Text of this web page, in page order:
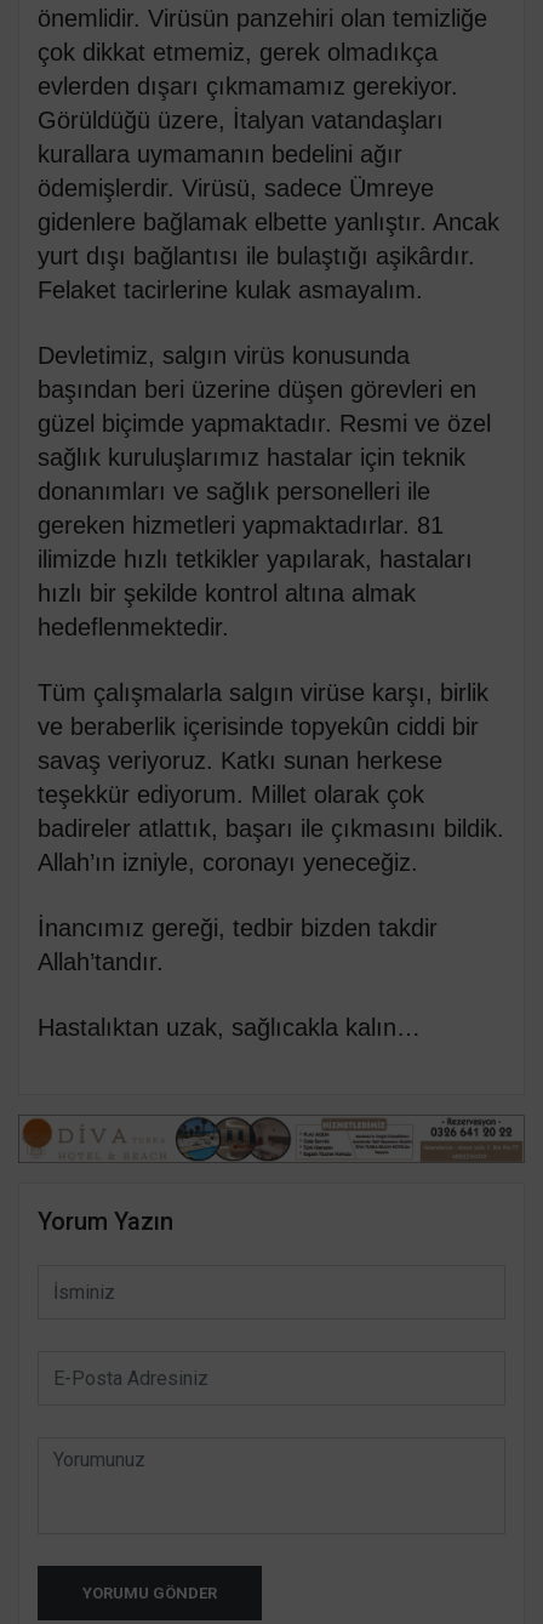
önemlidir. Virüsün panzehiri olan temizliğe
çok dikkat etmemiz, gerek olmadıkça
evlerden dışarı çıkmamamız gerekiyor.
Görüldüğü üzere, İtalyan vatandaşları
kurallara uymamanın bedelini ağır
ödemişlerdir. Virüsü, sadece Ümreye
gidenlere bağlamak elbette yanlıştır. Ancak
yurt dışı bağlantısı ile bulaştığı aşikârdır.
Felaket tacirlerine kulak asmayalım.
Devletimiz, salgın virüs konusunda
başından beri üzerine düşen görevleri en
güzel biçimde yapmaktadır. Resmi ve özel
sağlık kuruluşlarımız hastalar için teknik
donanımları ve sağlık personelleri ile
gereken hizmetleri yapmaktadırlar. 81
ilimizde hızlı tetkikler yapılarak, hastaları
hızlı bir şekilde kontrol altına almak
hedeflenmektedir.
Tüm çalışmalarla salgın virüse karşı, birlik
ve beraberlik içerisinde topyekûn ciddi bir
savaş veriyoruz. Katkı sunan herkese
teşekkür ediyorum. Millet olarak çok
badireler atlattık, başarı ile çıkmasını bildik.
Allah’ın izniyle, coronayı yeneceğiz.
İnancımız gereği, tedbir bizden takdir
Allah’tandır.
Hastalıktan uzak, sağlıcakla kalın…
Yorum Yazın
YORUMU GÖNDER